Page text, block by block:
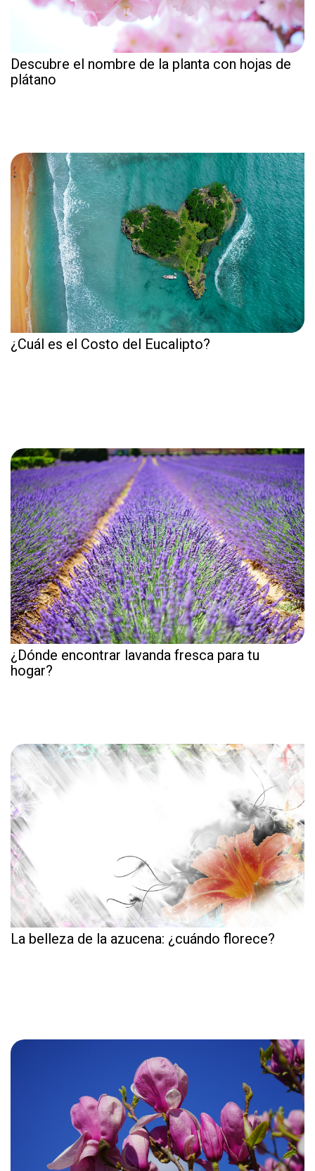
Descubre el nombre de la planta con hojas de
plátano
¿Cuál es el Costo del Eucalipto?
¿Dónde encontrar lavanda fresca para tu
hogar?
La belleza de la azucena: ¿cuándo florece?